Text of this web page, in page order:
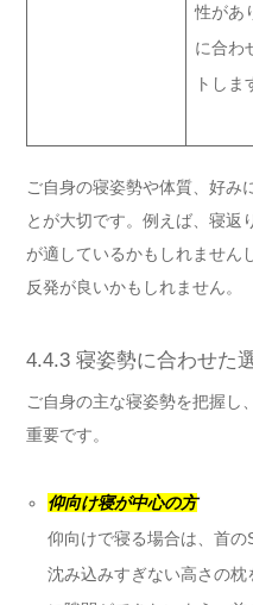
性があ
に合わ
トしま
ご自身の寝姿勢や体質、好み
とが大切です。例えば、寝返
が適しているかもしれません
反発が良いかもしれません。
4.4.3 寝姿勢に合わせた
ご自身の主な寝姿勢を把握し
重要です。
仰向け寝が中心の方
仰向けで寝る場合は、首
沈み込みすぎない高さの